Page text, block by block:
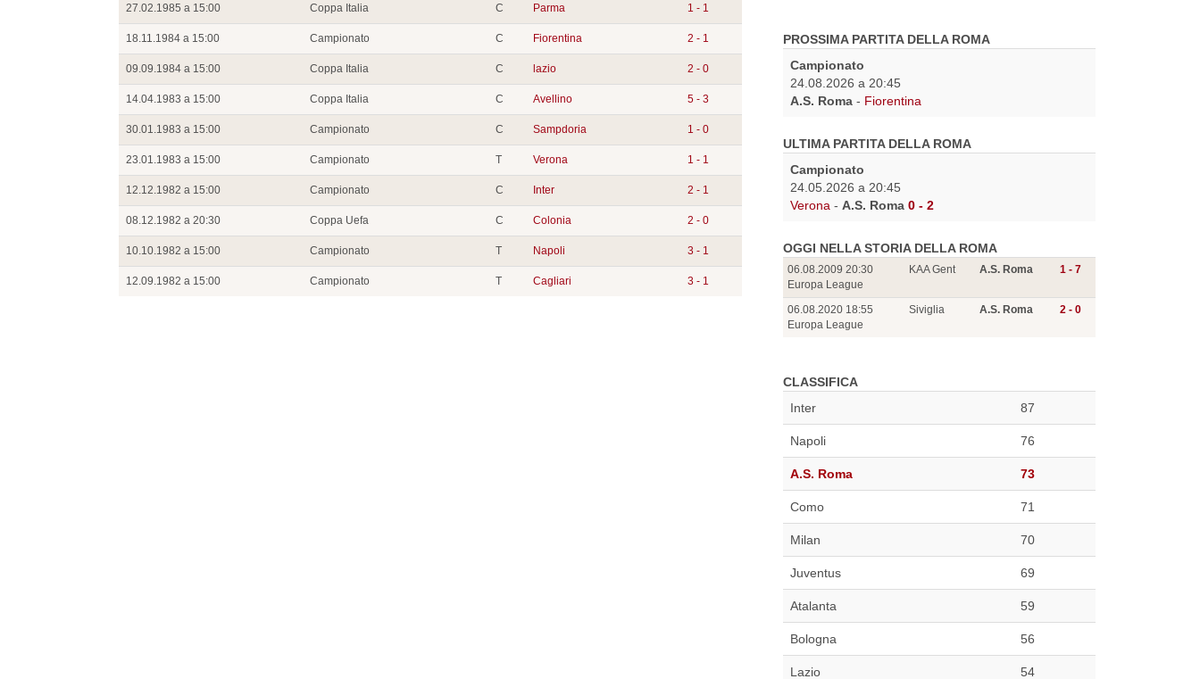
27.02.1985 a 15:00 Coppa Italia C Parma 1 - 1
18.11.1984 a 15:00 Campionato C Fiorentina 2 - 1
09.09.1984 a 15:00 Coppa Italia C lazio 2 - 0
14.04.1983 a 15:00 Coppa Italia C Avellino 5 - 3
30.01.1983 a 15:00 Campionato C Sampdoria 1 - 0
23.01.1983 a 15:00 Campionato T Verona 1 - 1
12.12.1982 a 15:00 Campionato C Inter 2 - 1
08.12.1982 a 20:30 Coppa Uefa C Colonia 2 - 0
10.10.1982 a 15:00 Campionato T Napoli 3 - 1
12.09.1982 a 15:00 Campionato T Cagliari 3 - 1
PROSSIMA PARTITA DELLA ROMA
Campionato
24.08.2026 a 20:45
A.S. Roma - Fiorentina
ULTIMA PARTITA DELLA ROMA
Campionato
24.05.2026 a 20:45
Verona - A.S. Roma 0 - 2
OGGI NELLA STORIA DELLA ROMA
06.08.2009 20:30
Europa League
KAA Gent A.S. Roma 1 - 7
06.08.2020 18:55
Europa League
Siviglia A.S. Roma 2 - 0
CLASSIFICA
Inter
87
Napoli 76
A.S. Roma 73
Como 71
Milan 70
Juventus 69
Atalanta 59
Bologna 56
Lazio 54